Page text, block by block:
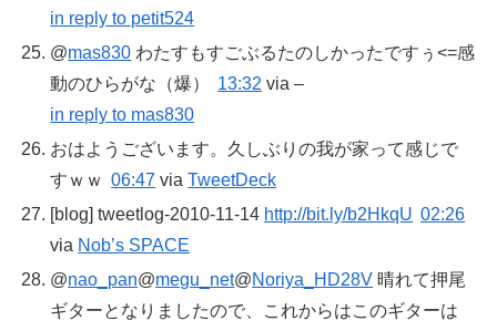
in reply to petit524
@mas830 わたすもすごぶるたのしかったですぅ<=感
動のひらがな（爆）
13:32 via –
in reply to mas830
おはようございます。久しぶりの我が家って感じで
すｗｗ 06:47 viaTweetDeck
[blog] tweetlog-2010-11-14 http://bit.ly/b2HkqU 02:26
via Nob’s SPACE
@nao_pan@megu_net@Noriya_HD28V 晴れて押尾
ギターとなりましたので、これからはこのギターは